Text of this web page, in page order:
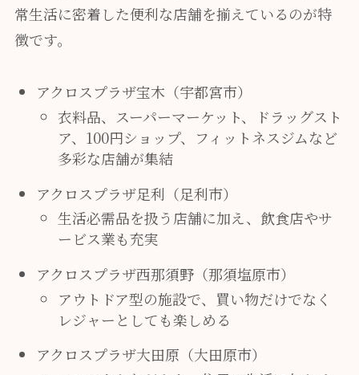
常生活に密着した便利な店舗を揃えているのが特
徴です。
アクロスプラザ宝木（宇都宮市）
衣料品、スーパーマーケット、ドラッグスト
ア、100円ショップ、フィットネスジムなど
多彩な店舗が集結
アクロスプラザ足利（足利市）
生活必需品を扱う店舗に加え、飲食店やサ
ービス業も充実
アクロスプラザ西那須野（那須塩原市）
アウトドア型の施設で、買い物だけでなく
レジャーとしても楽しめる
アクロスプラザ大田原（大田原市）